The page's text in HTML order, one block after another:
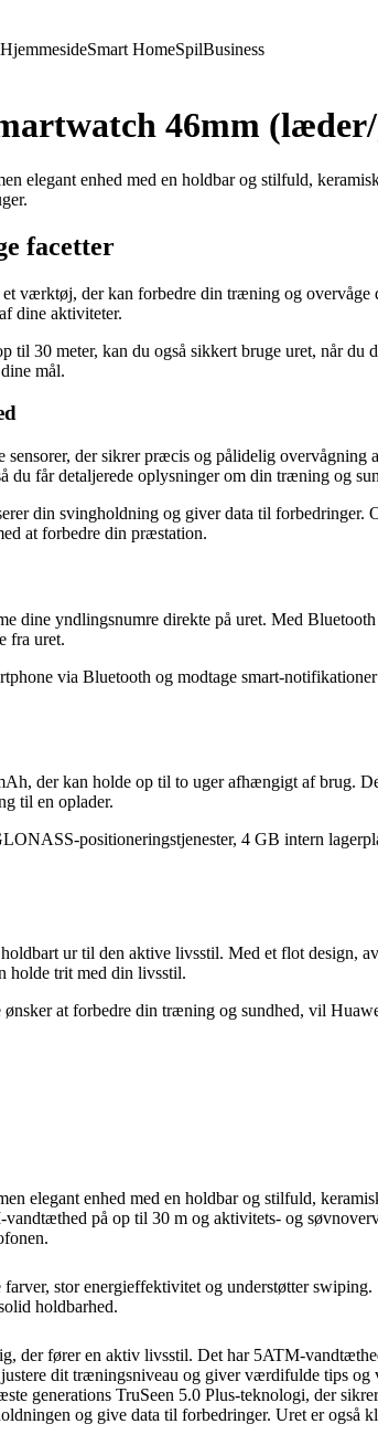
HjemmesideSmart HomeSpilBusiness
46mm
elegant enhed med en holdbar og stilfuld,
facetter
værktøj, der kan forbedre din træning og
dine aktiviteter.
til 30 meter, kan du også sikkert bruge uret, når
mål.
der sikrer præcis og pålidelig
får detaljerede oplysninger om din træning og
din svingholdning og giver data til forbedringer.
at forbedre din præstation.
dine yndlingsnumre direkte på uret. Med
fra uret.
via Bluetooth og modtage smart-
der kan holde op til to uger afhængigt af brug.
til en oplader.
positioneringstjenester, 4 GB intern
ur til den aktive livsstil. Med et flot design,
holde trit med din livsstil.
at forbedre din træning og sundhed, vil
elegant enhed med en holdbar og stilfuld,
på op til 30 m og aktivitets- og
stor energieffektivitet og understøtter
holdbarhed.
der fører en aktiv livsstil. Det har 5ATM-
dit træningsniveau og giver værdifulde tips
generations TruSeen 5.0 Plus-teknologi, der
og give data til forbedringer. Uret er